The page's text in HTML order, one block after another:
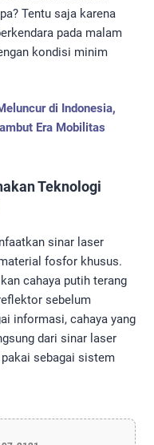
Tentu saja karena
pada malam
kondisi minim
di Indonesia,
Era Mobilitas
Teknologi
sinar laser
fosfor khusus.
cahaya putih terang
sebelum
informasi, cahaya yang
dari sinar laser
sebagai sistem